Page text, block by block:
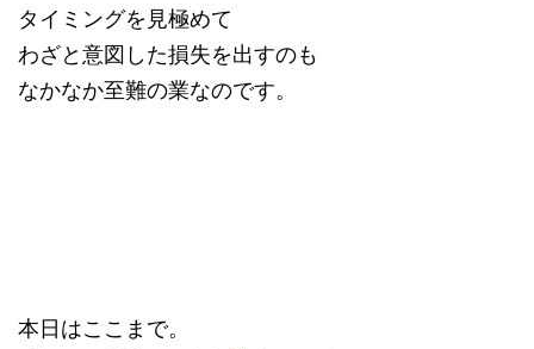
タイミングを見極めて
わざと意図した損失を出すのも
なかなか至難の業なのです。
本日はここまで。